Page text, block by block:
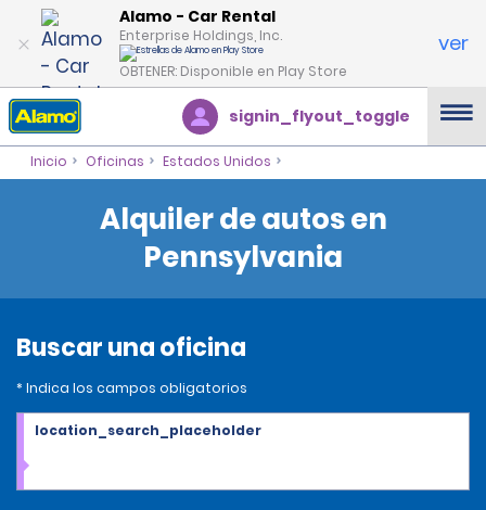
Alamo - Car Rental
Enterprise Holdings, Inc.
OBTENER: Disponible en Play Store
ver
signin_flyout_toggle
Inicio Oficinas Estados Unidos
Alquiler de autos en
Pennsylvania
Buscar una oficina
* Indica los campos obligatorios
location_search_placeholder